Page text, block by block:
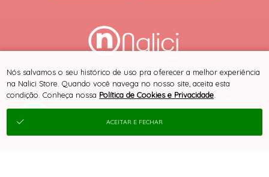
SITE 100% SEGURO PLATAFORMA B2B
® TODOS DIREITOS RESERVADOS
Nós salvamos o seu histórico de uso pra oferecer a melhor experiência
na Nalici Store. Quando você navega no nosso site, aceita esta
condição. Conheça nossa Política de Cookies e Privacidade
ACEITAR E FECHAR